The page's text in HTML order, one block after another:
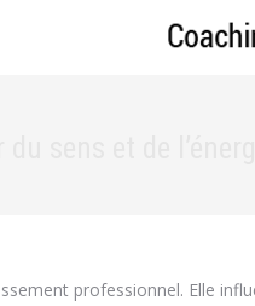
professionnel. Elle